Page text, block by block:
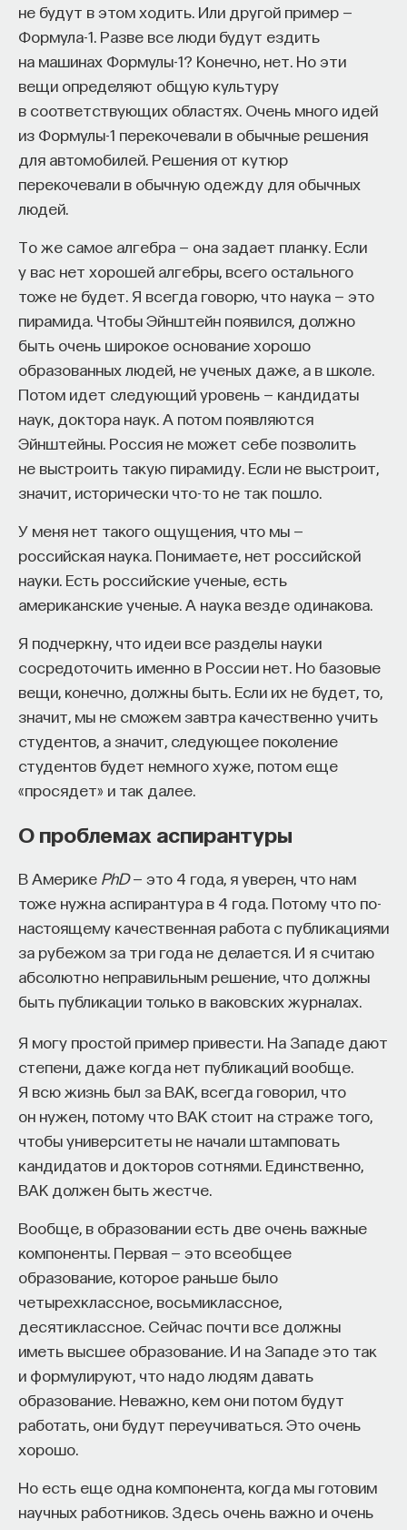
не будут в этом ходить. Или другой пример —
Формула-1. Разве все люди будут ездить
на машинах Формулы-1? Конечно, нет. Но эти
вещи определяют общую культуру
в соответствующих областях. Очень много идей
из Формулы-1 перекочевали в обычные решения
для автомобилей. Решения от кутюр
перекочевали в обычную одежду для обычных
людей.
То же самое алгебра — она задает планку. Если
у вас нет хорошей алгебры, всего остального
тоже не будет. Я всегда говорю, что наука — это
пирамида. Чтобы Эйнштейн появился, должно
быть очень широкое основание хорошо
образованных людей, не ученых даже, а в школе.
Потом идет следующий уровень — кандидаты
наук, доктора наук. А потом появляются
Эйнштейны. Россия не может себе позволить
не выстроить такую пирамиду. Если не выстроит,
значит, исторически что-то не так пошло.
У меня нет такого ощущения, что мы —
российская наука. Понимаете, нет российской
науки. Есть российские ученые, есть
американские ученые. А наука везде одинакова.
Я подчеркну, что идеи все разделы науки
сосредоточить именно в России нет. Но базовые
вещи, конечно, должны быть. Если их не будет, то,
значит, мы не сможем завтра качественно учить
студентов, а значит, следующее поколение
студентов будет немного хуже, потом еще
«просядет» и так далее.
О проблемах аспирантуры
В Америке PhD— это 4 года, я уверен, что нам
тоже нужна аспирантура в 4 года. Потому что по-
настоящему качественная работа с публикациями
за рубежом за три года не делается. И я считаю
абсолютно неправильным решение, что должны
быть публикации только в ваковских журналах.
Я могу простой пример привести. На Западе дают
степени, даже когда нет публикаций вообще.
Я всю жизнь был за ВАК, всегда говорил, что
он нужен, потому что ВАК стоит на страже того,
чтобы университеты не начали штамповать
кандидатов и докторов сотнями. Единственно,
ВАК должен быть жестче.
Вообще, в образовании есть две очень важные
компоненты. Первая — это всеобщее
образование, которое раньше было
четырехклассное, восьмиклассное,
десятиклассное. Сейчас почти все должны
иметь высшее образование. И на Западе это так
и формулируют, что надо людям давать
образование. Неважно, кем они потом будут
работать, они будут переучиваться. Это очень
хорошо.
Но есть еще одна компонента, когда мы готовим
научных работников. Здесь очень важно и очень